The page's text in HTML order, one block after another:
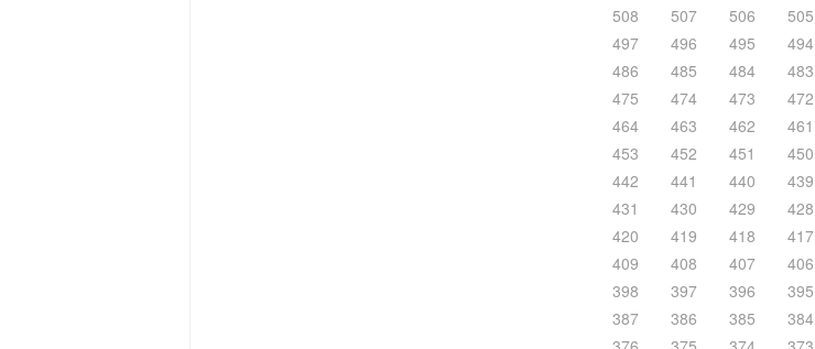
508
507 506 505
497
496 495 494
486
485 484 483
475
474 473 472
464
463 462 461
453
452 451 450
442
441 440 439
431
430 429 428
420
419 418 417
409
408 407 406
398
397 396 395
387
386 385 384